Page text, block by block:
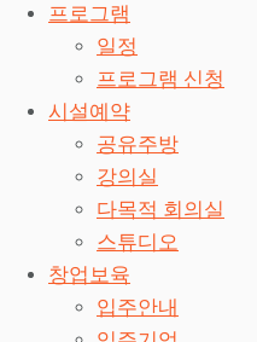
프로그램
일정
프로그램 신청
시설예약
공유주방
강의실
다목적 회의실
스튜디오
창업보육
입주안내